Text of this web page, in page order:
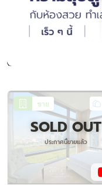
ขาย
SOLD OUT
ประกาศนี้ขายแล้ว